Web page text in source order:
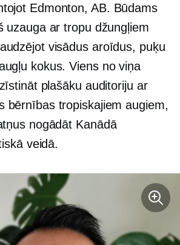
Edmonton, AB. Būdams
uzauga ar tropu džungļiem
visādus aroīdus, puķu
kokus. Viens no viņa
plašāku auditoriju ar
bērnības tropiskajiem augiem,
nogādāt Kanādā
veidā.